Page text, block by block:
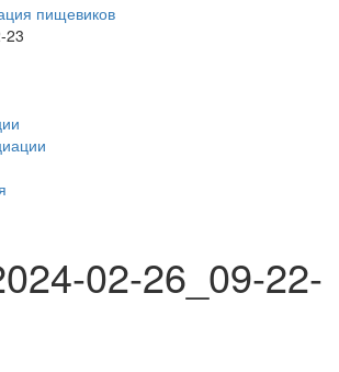
23
02-26_09-22-